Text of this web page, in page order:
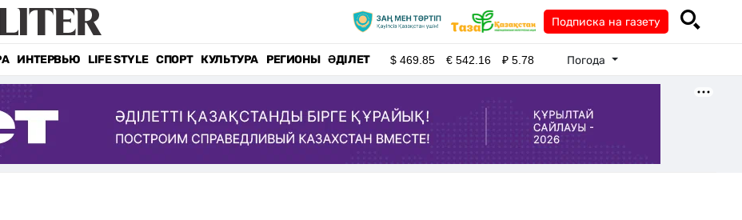
Подписка на газету
ИНТЕРВЬЮ LIFE STYLE СПОРТ КУЛЬТУРА РЕГИОНЫ ӘДІЛЕТ $469.85 €542.16 ₽5.78 Погода